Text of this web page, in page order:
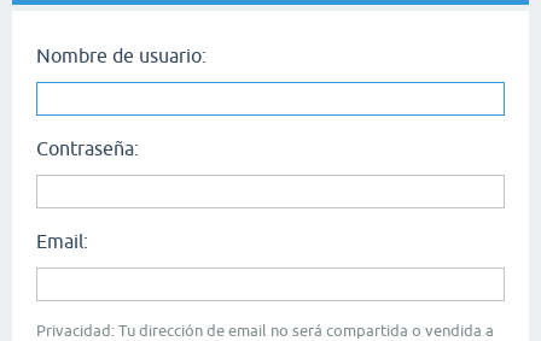
Nombre de usuario:
Contraseña:
Email:
Privacidad: Tu dirección de email no será compartida o vendida a